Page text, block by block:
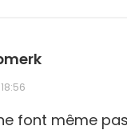
font même